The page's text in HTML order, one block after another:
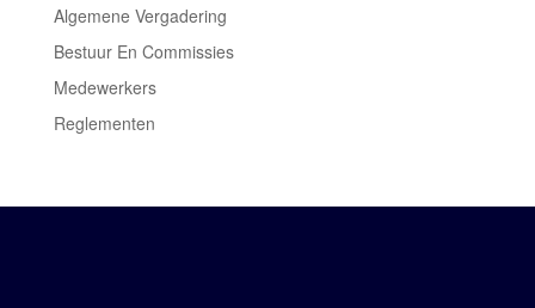
Algemene Vergadering
Bestuur En Commissies
Medewerkers
Reglementen